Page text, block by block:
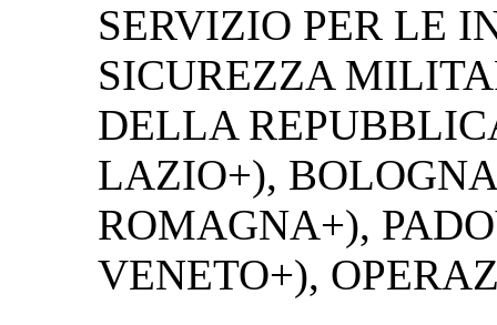
SERVIZIO PER LE
SICUREZZA
DELLA
LAZIO+),
ROMAGNA+),
VENETO+),